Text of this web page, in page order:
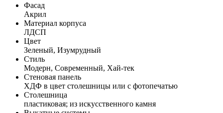
Фасад
Акрил
Материал корпуса
ЛДСП
Цвет
Зеленый, Изумрудный
Стиль
Модерн, Современный, Хай-тек
Стеновая панель
ХДФ в цвет столешницы или с фотопечатью
Столешница
пластиковая; из искусственного камня